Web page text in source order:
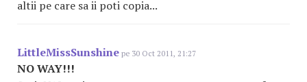
altii pe care sa ii poti copia...
LittleMissSunshine pe 30 Oct 2011, 21:27
NO WAY!!!